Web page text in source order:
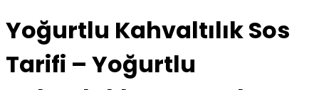
Yoğurtlu Kahvaltılık Sos
Tarifi – Yoğurtlu